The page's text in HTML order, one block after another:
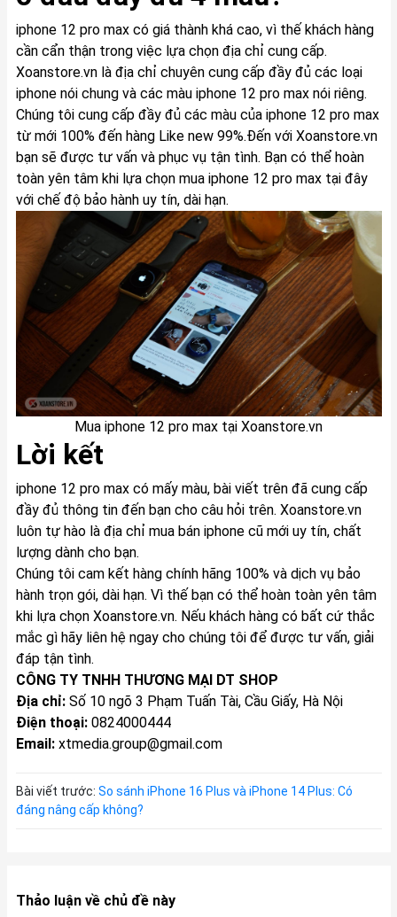
iphone 12 pro max có giá thành khá cao, vì thế khách hàng
cần cẩn thận trong việc lựa chọn địa chỉ cung cấp.
Xoanstore.vn là địa chỉ chuyên cung cấp đầy đủ các loại
iphone nói chung và các màu iphone 12 pro max nói riêng.
Chúng tôi cung cấp đầy đủ các màu của iphone 12 pro max
từ mới 100% đến hàng Like new 99%.Đến với Xoanstore.vn
bạn sẽ được tư vấn và phục vụ tận tình. Bạn có thể hoàn
toàn yên tâm khi lựa chọn mua iphone 12 pro max tại đây
với chế độ bảo hành uy tín, dài hạn.
Mua iphone 12 pro max tại Xoanstore.vn
Lời kết
iphone 12 pro max có mấy màu, bài viết trên đã cung cấp
đầy đủ thông tin đến bạn cho câu hỏi trên. Xoanstore.vn
luôn tự hào là địa chỉ mua bán iphone cũ mới uy tín, chất
lượng dành cho bạn.
Chúng tôi cam kết hàng chính hãng 100% và dịch vụ bảo
hành trọn gói, dài hạn. Vì thế bạn có thể hoàn toàn yên tâm
khi lựa chọn Xoanstore.vn. Nếu khách hàng có bất cứ thắc
mắc gì hãy liên hệ ngay cho chúng tôi để được tư vấn, giải
đáp tận tình.
CÔNG TY TNHH THƯƠNG MẠI DT SHOP
Địa chỉ:Số 10 ngõ 3 Phạm Tuấn Tài, Cầu Giấy, Hà Nội
Điện thoại: 0824000444
Email:xtmedia.group@gmail.com
Bài viết trước: So sánh iPhone 16 Plus và iPhone 14 Plus: Có
đáng nâng cấp không?
Thảo luận về chủ đề này